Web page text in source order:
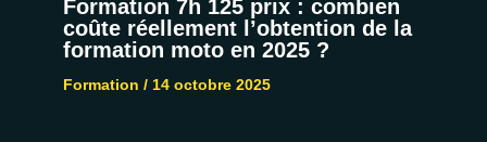
Formation 7h 125 prix : combien
coûte réellement l’obtention de la
formation moto en 2025 ?
Formation / 14 octobre 2025